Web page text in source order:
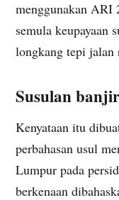
menggunakan ARI
semula keupayaan
longkang tepi jalan
Susulan
Kenyataan itu
perbahasan usul
Lumpur pada
berkenaan